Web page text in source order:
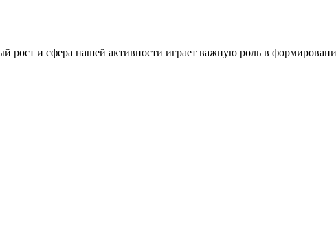
рост и сфера нашей активности играет важную роль в